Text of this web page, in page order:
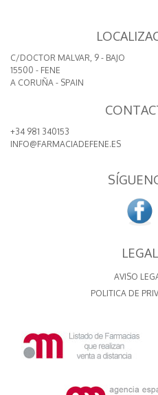
C/DOCTOR MALVAR, 9 - BAJO
15500 - FENE
A CORUÑA - SPAIN
+34 981 340153
INFO@FARMACIADEFENE.ES
LEGAL
AVISO
POLITICA DE